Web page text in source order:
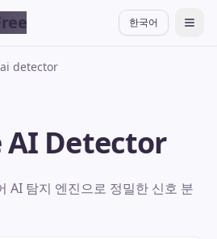
한국어 切换
detector
AI Detector
AI 탐지 엔진으로 정밀한 신호 분